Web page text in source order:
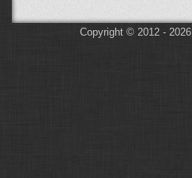
Copyright © 2012 - 2026